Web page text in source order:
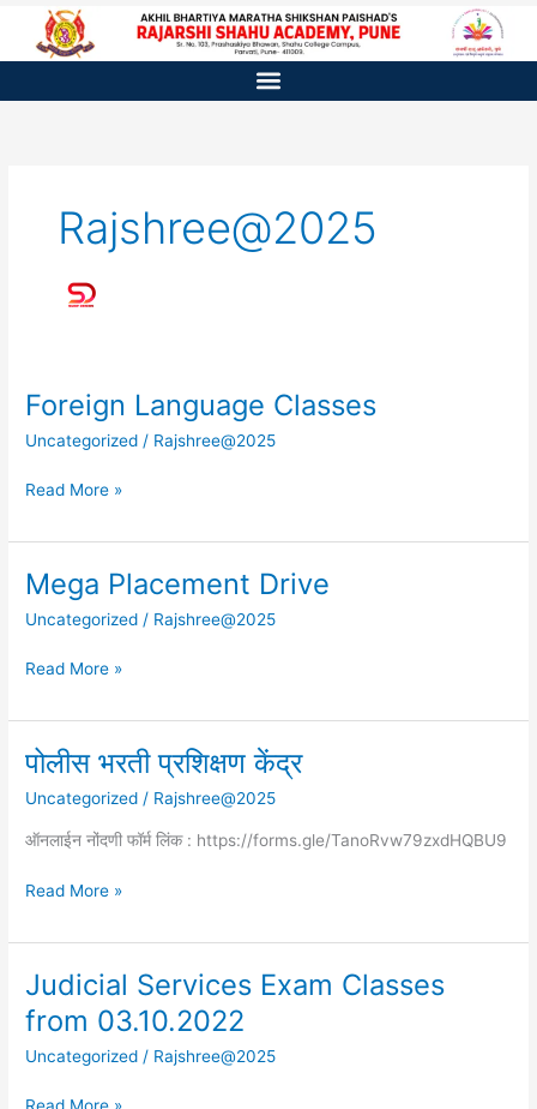
content
Rajshree@2025
Foreign Language Classes
Uncategorized / Rajshree@2025
Foreign
Language
Classes
Read More »
Mega Placement Drive
Uncategorized / Rajshree@2025
Mega
Placement
Drive
Read More »
पोलीस भरती प्रशिक्षण केंद्र
Uncategorized / Rajshree@2025
ऑनलाईन नोंदणी फॉर्म लिंक : https://forms.gle/TanoRvw79zxdHQBU9
पोलीस
प्रशिक्षण
केंद्र
Read More »
Judicial Services Exam Classes
from 03.10.2022
Uncategorized / Rajshree@2025
Judicial
Services
Exam
Classes